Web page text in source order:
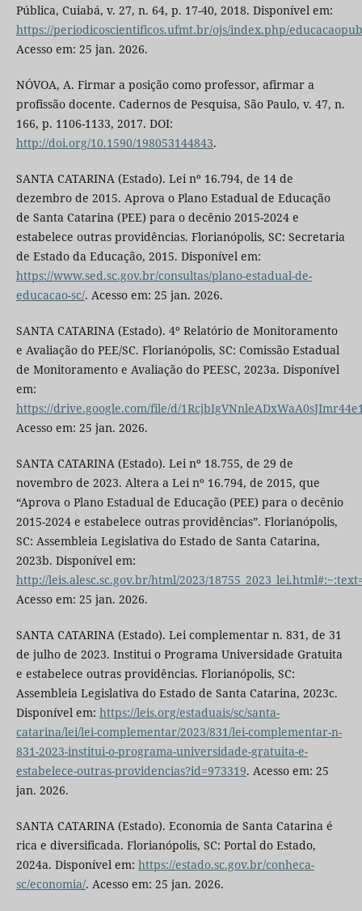
Pública, Cuiabá, v. 27, n. 64, p. 17-40, 2018. Disponível em:
https://periodicoscientificos.ufmt.br/ojs/index.php/
Acesso em: 25 jan. 2026.
NÓVOA, A. Firmar a posição como professor, afirmar a
profissão docente. Cadernos de Pesquisa, São Paulo, v. 47, n.
166, p. 1106-1133, 2017. DOI:
http://doi.org/10.1590/198053144843.
SANTA CATARINA (Estado). Lei nº 16.794, de 14 de
dezembro de 2015. Aprova o Plano Estadual de Educação
de Santa Catarina (PEE) para o decênio 2015-2024 e
estabelece outras providências. Florianópolis, SC: Secretaria
de Estado da Educação, 2015. Disponível em:
https://www.sed.sc.gov.br/consultas/plano-estadual-de-
educacao-sc/. Acesso em: 25 jan. 2026.
SANTA CATARINA (Estado). 4º Relatório de Monitoramento
e Avaliação do PEE/SC. Florianópolis, SC: Comissão Estadual
de Monitoramento e Avaliação do PEESC, 2023a. Disponível
em:
https://drive.google.com/file/d/
Acesso em: 25 jan. 2026.
SANTA CATARINA (Estado). Lei nº 18.755, de 29 de
novembro de 2023. Altera a Lei nº 16.794, de 2015, que
“Aprova o Plano Estadual de Educação (PEE) para o decênio
2015-2024 e estabelece outras providências”. Florianópolis,
SC: Assembleia Legislativa do Estado de Santa Catarina,
2023b. Disponível em:
http://leis.alesc.sc.gov.br/html/2023/
Acesso em: 25 jan. 2026.
SANTA CATARINA (Estado). Lei complementar n. 831, de 31
de julho de 2023. Institui o Programa Universidade Gratuita
e estabelece outras providências. Florianópolis, SC:
Assembleia Legislativa do Estado de Santa Catarina, 2023c.
Disponível em: https://leis.org/estaduais/sc/santa-
catarina/lei/lei-complementar/2023/831/lei-complementar-n-
831-2023-institui-o-programa-universidade-gratuita-e-
estabelece-outras-providencias?id=973319. Acesso em: 25
jan. 2026.
SANTA CATARINA (Estado). Economia de Santa Catarina é
rica e diversificada. Florianópolis, SC: Portal do Estado,
2024a. Disponível em: https://estado.sc.gov.br/conheca-
sc/economia/. Acesso em: 25 jan. 2026.